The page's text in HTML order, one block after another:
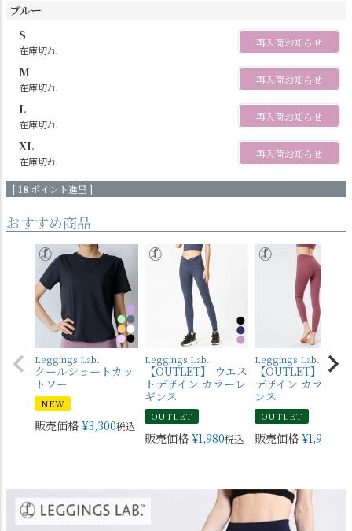
ブルー
S
在庫切れ
再入荷お知らせ
M
在庫切れ
再入荷お知らせ
L
在庫切れ
再入荷お知らせ
XL
在庫切れ
再入荷お知らせ
[18 ポイント進呈 ]
おすすめ商品
Leggings Lab.
クールショートカッ
トソー
NEW
販売価格 ¥3,300税込
Leggings Lab.
【OUTLET】 ウエス
トデザイン カラーレ
ギンス
OUTLET
販売価格 ¥1,980税込
Leggings Lab.
【OUTLET】 バッ
デザイン カラーレ
ンス
OUTLET
販売価格 ¥1,980